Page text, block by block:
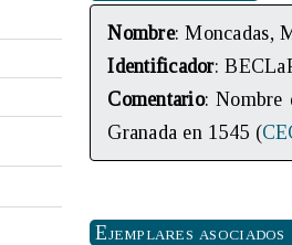
Nombre: Moncadas,
Identificador:
Comentario: Nombre
Granada en 1545 (
Ejemplares asociados